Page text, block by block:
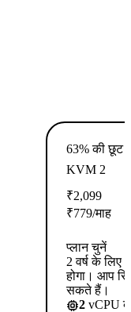
63% की छूट
KVM 2
₹2,099
₹779/माह
प्लान चुनें
2 वर्ष के लिए
होगा। आप
सकते हैं।
2 vCPU